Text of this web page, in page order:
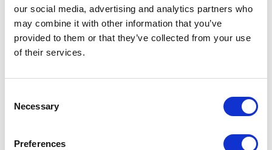
our social media, advertising and analytics partners who
may combine it with other information that you’ve
provided to them or that they’ve collected from your use
of their services.
Selection
Necessary
Preferences
M/T Aristofanis receives Search and
Rescue at Sea
Piraeus, Greece, December 15,
The Captain and crew of
M/T Aristofanis, managed by
Capital Ship Management Corp.,